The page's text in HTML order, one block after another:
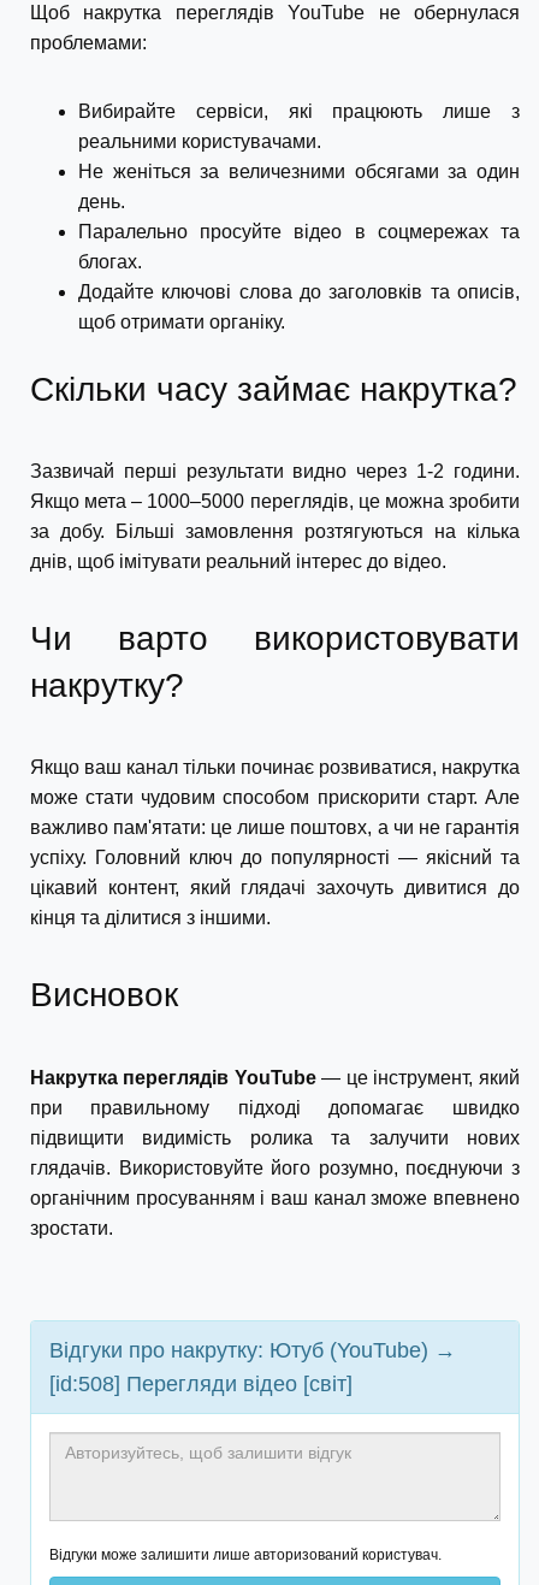
Щоб накрутка переглядів YouTube не обернулася
проблемами:
Вибирайте сервіси, які працюють лише з
реальними користувачами.
Не женіться за величезними обсягами за один
день.
Паралельно просуйте відео в соцмережах та
блогах.
Додайте ключові слова до заголовків та описів,
щоб отримати органіку.
Скільки часу займає накрутка?
Зазвичай перші результати видно через 1-2 години.
Якщо мета – 1000–5000 переглядів, це можна зробити
за добу. Більші замовлення розтягуються на кілька
днів, щоб імітувати реальний інтерес до відео.
Чи варто використовувати
накрутку?
Якщо ваш канал тільки починає розвиватися, накрутка
може стати чудовим способом прискорити старт. Але
важливо пам'ятати: це лише поштовх, а чи не гарантія
успіху. Головний ключ до популярності — якісний та
цікавий контент, який глядачі захочуть дивитися до
кінця та ділитися з іншими.
Висновок
Накрутка переглядів YouTube— це інструмент, який
при правильному підході допомагає швидко
підвищити видимість ролика та залучити нових
глядачів. Використовуйте його розумно, поєднуючи з
органічним просуванням і ваш канал зможе впевнено
зростати.
Відгуки про накрутку: Ютуб (YouTube) →
[id:508] Перегляди відео [світ]
Відгуки може залишити лише авторизований користувач.